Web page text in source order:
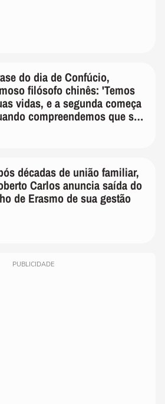
do dia de Confúcio,
filósofo chinês: 'Temos
vidas, e a segunda começa
compreendemos que só
décadas de união familiar,
Carlos anuncia saída do
de Erasmo de sua gestão
PUBLICIDADE